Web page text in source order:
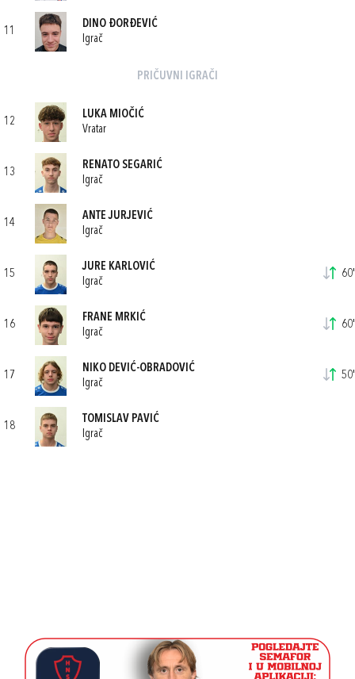
11
DINO ĐORĐEVIĆ
Igrač
PRIČUVNI IGRAČI
12
LUKA MIOČIĆ
Vratar
13
RENATO SEGARIĆ
Igrač
14
ANTE JURJEVIĆ
Igrač
15
JURE KARLOVIĆ
Igrač
60'
16
FRANE MRKIĆ
Igrač
60'
17
NIKO DEVIĆ-OBRADOVIĆ
Igrač
50'
18
TOMISLAV PAVIĆ
Igrač